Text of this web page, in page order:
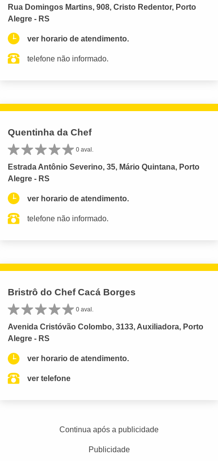
Rua Domingos Martins, 908, Cristo Redentor, Porto
Alegre - RS
ver horario de atendimento.
telefone não informado.
Quentinha da Chef
0 aval.
Estrada Antônio Severino, 35, Mário Quintana, Porto
Alegre - RS
ver horario de atendimento.
telefone não informado.
Bristrô do Chef Cacá Borges
0 aval.
Avenida Cristóvão Colombo, 3133, Auxiliadora, Porto
Alegre - RS
ver horario de atendimento.
ver telefone
Continua após a publicidade
Publicidade